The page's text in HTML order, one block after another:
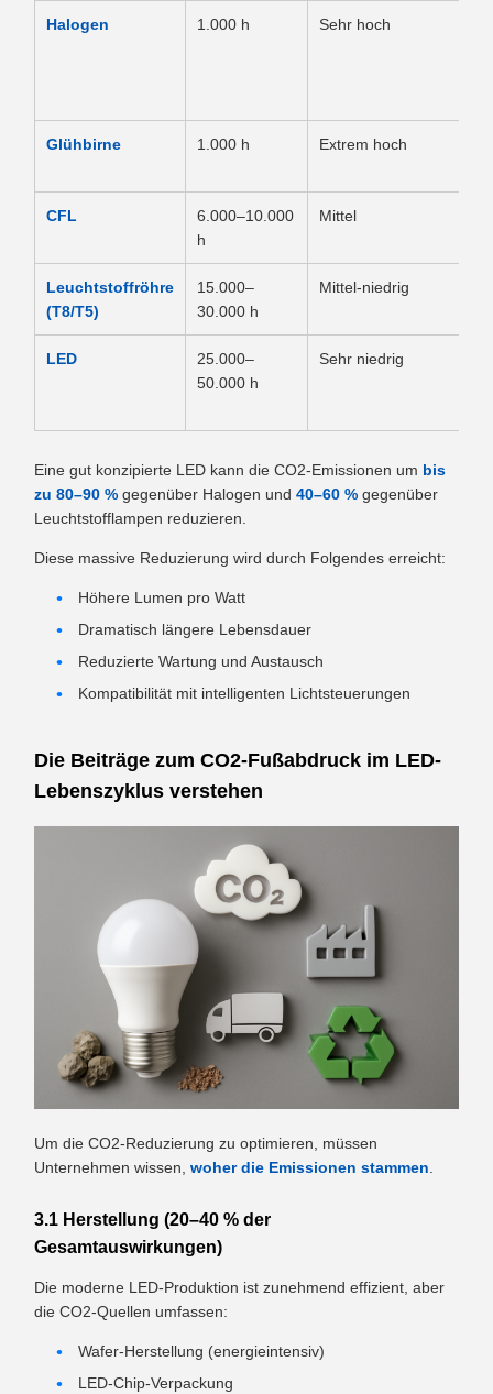
Halogen 1.000 h Sehr hoch
Glühbirne 1.000 h Extrem hoch
CFL
6.000–10.000
h
Mittel
Leuchtstoffröhre
(T8/T5)
15.000–
30.000 h
Mittel-niedrig
LED
25.000–
50.000 h
Sehr niedrig
Eine gut konzipierte LED kann die CO2-Emissionen um bis
zu 80–90 % gegenüber Halogen und 40–60 % gegenüber
Leuchtstofflampen reduzieren.
Diese massive Reduzierung wird durch Folgendes erreicht:
Höhere Lumen pro Watt
Dramatisch längere Lebensdauer
Reduzierte Wartung und Austausch
Kompatibilität mit intelligenten Lichtsteuerungen
Die Beiträge zum CO2-Fußabdruck im LED-
Lebenszyklus verstehen
Um die CO2-Reduzierung zu optimieren, müssen
Unternehmen wissen, woher die Emissionen stammen.
3.1 Herstellung (20–40 % der
Gesamtauswirkungen)
Die moderne LED-Produktion ist zunehmend effizient, aber
die CO2-Quellen umfassen:
Wafer-Herstellung (energieintensiv)
LED-Chip-Verpackung